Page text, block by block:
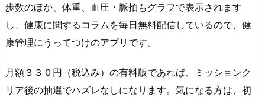
歩数のほか、体重、⾎圧・脈拍もグラフで表⽰されます
し、健康に関するコラムを毎日無料配信しているので、健
康管理にうってつけのアプリです。
月額３３０円（税込み）の有料版であれば、ミッションク
リア後の抽選でハズレなしになります。気になる方は、初